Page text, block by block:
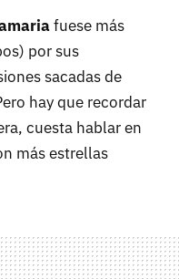
fuese más
por sus
sacadas de
hay que recordar
cuesta hablar en
más estrellas